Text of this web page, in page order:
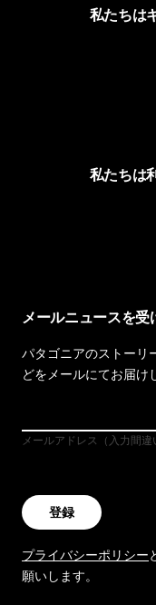
私たちは
私たちは
メールニュースを受
パタゴニアのストーリ
どをメールにてお届け
メールアドレス（入力間違
登録
プライバシーポリシー
願いします。